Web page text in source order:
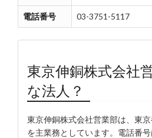
電話番号 03-3751-5117
東京伸銅株式会社
な法人？
東京伸銅株式会社営業部は、東
を主業務としています。電話番